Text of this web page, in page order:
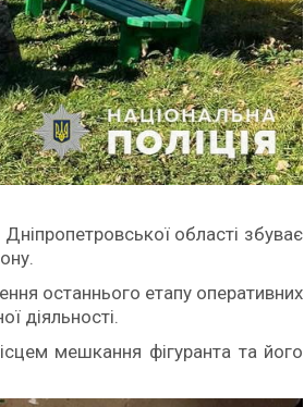
області збуває
останнього етапу оперативних
діяльності.
мешкання фігуранта та його